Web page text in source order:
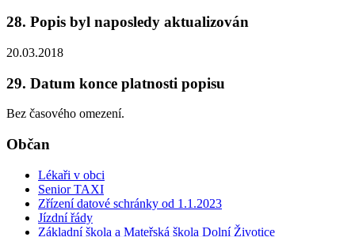
28. Popis byl naposledy aktualizován
20.03.2018
29. Datum konce platnosti popisu
Bez časového omezení.
Občan
Lékaři v obci
Senior TAXI
Zřízení datové schránky od 1.1.2023
Jízdní řády
Základní škola a Mateřská škola Dolní Životice